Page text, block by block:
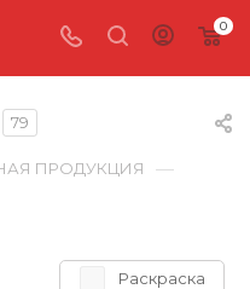
0
79
ПРОДУКЦИЯ —
Раскраска